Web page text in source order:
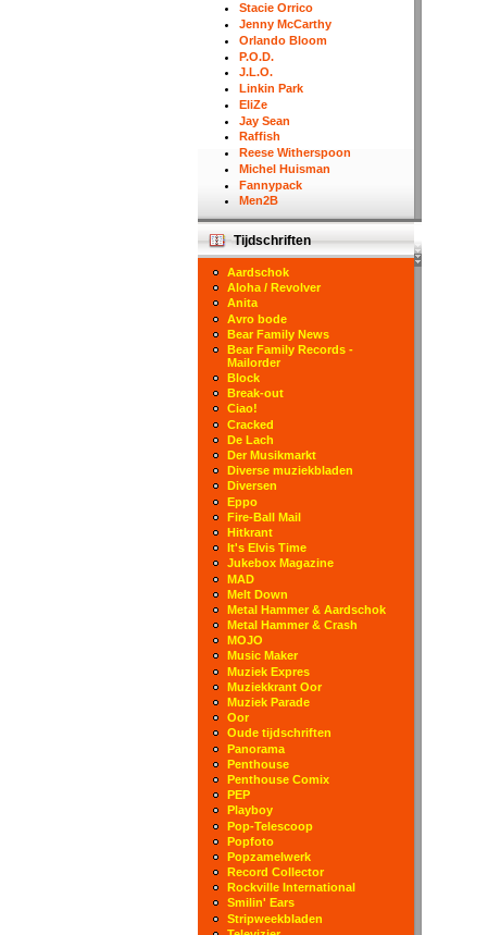
Stacie Orrico
Jenny McCarthy
Orlando Bloom
P.O.D.
J.L.O.
Linkin Park
EliZe
Jay Sean
Raffish
Reese Witherspoon
Michel Huisman
Fannypack
Men2B
Tijdschriften
Aardschok
Aloha / Revolver
Anita
Avro bode
Bear Family News
Bear Family Records -
Mailorder
Block
Break-out
Ciao!
Cracked
De Lach
Der Musikmarkt
Diverse muziekbladen
Diversen
Eppo
Fire-Ball Mail
Hitkrant
It's Elvis Time
Jukebox Magazine
MAD
Melt Down
Metal Hammer & Aardschok
Metal Hammer & Crash
MOJO
Music Maker
Muziek Expres
Muziekkrant Oor
Muziek Parade
Oor
Oude tijdschriften
Panorama
Penthouse
Penthouse Comix
PEP
Playboy
Pop-Telescoop
Popfoto
Popzamelwerk
Record Collector
Rockville International
Smilin' Ears
Stripweekbladen